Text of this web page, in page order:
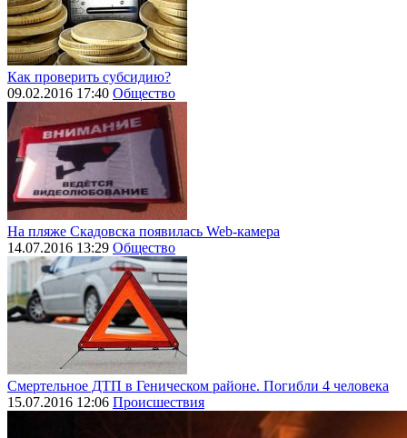
Как проверить субсидию?
09.02.2016 17:40 Общество
На пляже Скадовска появилась Web-камера
14.07.2016 13:29 Общество
Смертельное ДТП в Геническом районе. Погибли 4 человека
15.07.2016 12:06 Происшествия